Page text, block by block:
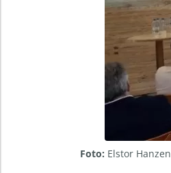
Foto: Elstor Hanzen